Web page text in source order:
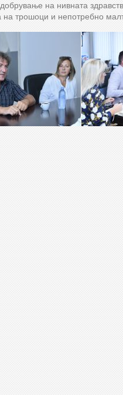
на нивната
на трошоци и непотребно